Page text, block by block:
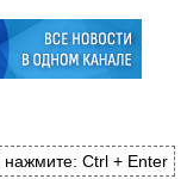
Ctrl + Enter